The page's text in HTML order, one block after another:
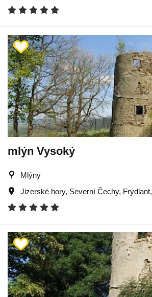
mlýn Vysoký
Mlýny
Jizerské hory, Severní Čechy, Frýdlant,